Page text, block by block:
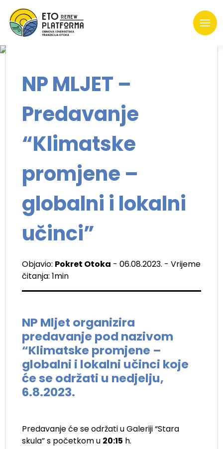
NP MLJET –
Predavanje
“Klimatske
promjene –
globalni i lokalni
učinci”
Objavio: Pokret Otoka - 06.08.2023. - Vrijeme
čitanja: 1min
NP Mljet organizira
predavanje pod nazivom
“Klimatske promjene –
globalni i lokalni učinci koje
će se održati u nedjelju,
6.8.2023.
Predavanje će se održati u Galeriji “Stara
skula” s početkom u 20:15 h.